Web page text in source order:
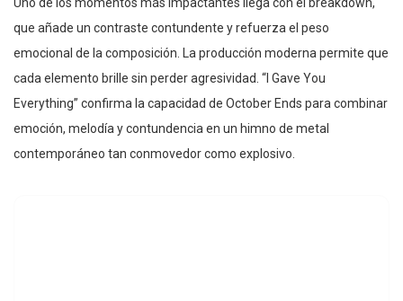
que añade un contraste contundente y refuerza el peso
emocional de la composición. La producción moderna permite que
cada elemento brille sin perder agresividad. “I Gave You
Everything” confirma la capacidad de October Ends para combinar
emoción, melodía y contundencia en un himno de metal
contemporáneo tan conmovedor como explosivo.